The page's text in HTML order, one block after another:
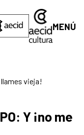
MENÚ
llames vieja!
Y ¡no me